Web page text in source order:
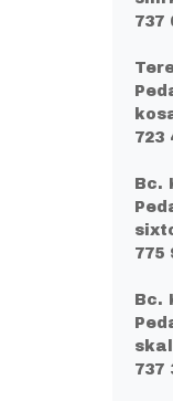
737
723
Bc.
775
Bc.
737